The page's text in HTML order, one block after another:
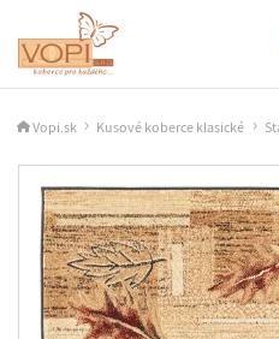
Vopi.sk Kusové koberce klasické